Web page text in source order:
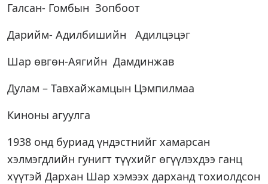
Галсан- Гомбын Зопбоот
Дарийм- Адилбишийн Адилцэцэг
Шар өвгөн-Аягийн Дамдинжав
Дулам – Тавхайжамцын Цэмпилмаа
Киноны агуулга
1938 онд буриад үндэстнийг хамарсан
хэлмэгдлийн гунигт түүхийг өгүүлэхдээ ганц
хүүтэй Дархан Шар хэмээх дарханд тохиолдсон